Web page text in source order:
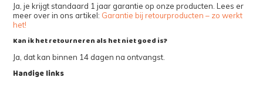
Ja, je krijgt standaard 1 jaar garantie op onze producten. Lees er
meer over in ons artikel: Garantie bij retourproducten – zo werkt
het!
Kan ik het retourneren als het niet goed is?
Ja, dat kan binnen 14 dagen na ontvangst.
Handige links